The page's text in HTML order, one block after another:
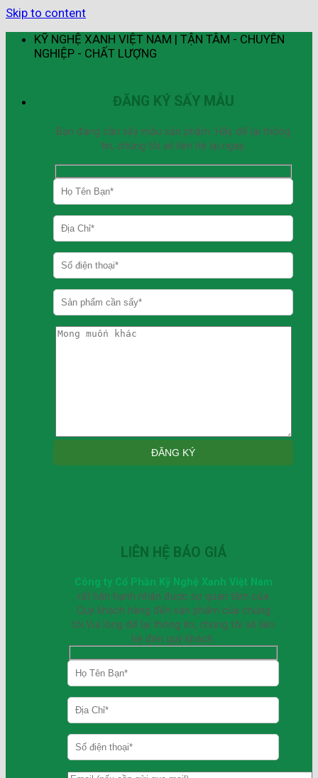
Skip to content
KỸ NGHỆ XANH VIỆT NAM | TẬN TÂM - CHUYÊN
NGHIỆP - CHẤT LƯỢNG
ĐĂNG KÝ SẤY MẪU
Bạn đang cần sấy mẫu sản phẩm. Hãy để lại thông
tin, chúng tôi sẽ liên hệ lại ngay.
LIÊN HỆ BÁO GIÁ
Công ty Cổ Phần Kỹ Nghệ Xanh Việt Nam
rất hân hạnh nhận được sự quan tâm của
Quý khách hàng đến sản phẩm của chúng
tôi.Vui lòng để lại thông tin, chúng tôi sẽ liên
hệ đến quý khách.